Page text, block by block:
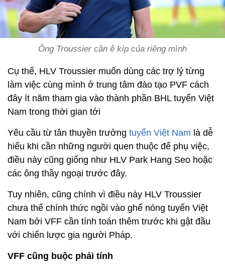
Ông Troussier cần ê kíp của riêng mình
Cụ thể, HLV Troussier muốn dùng các trợ lý từng
làm việc cùng mình ở trung tâm đào tạo PVF cách
đây ít năm tham gia vào thành phần BHL tuyển Việt
Nam trong thời gian tới
Yêu cầu từ tân thuyền trưởng tuyển Việt Nam là dễ
hiểu khi cần những người quen thuộc để phụ việc,
điều này cũng giống như HLV Park Hang Seo hoặc
các ông thầy ngoại trước đây.
Tuy nhiên, cũng chính vì điều này HLV Troussier
chưa thể chính thức ngồi vào ghế nóng tuyển Việt
Nam bởi VFF cần tính toán thêm trước khi gật đầu
với chiến lược gia người Pháp.
VFF cũng buộc phải tính